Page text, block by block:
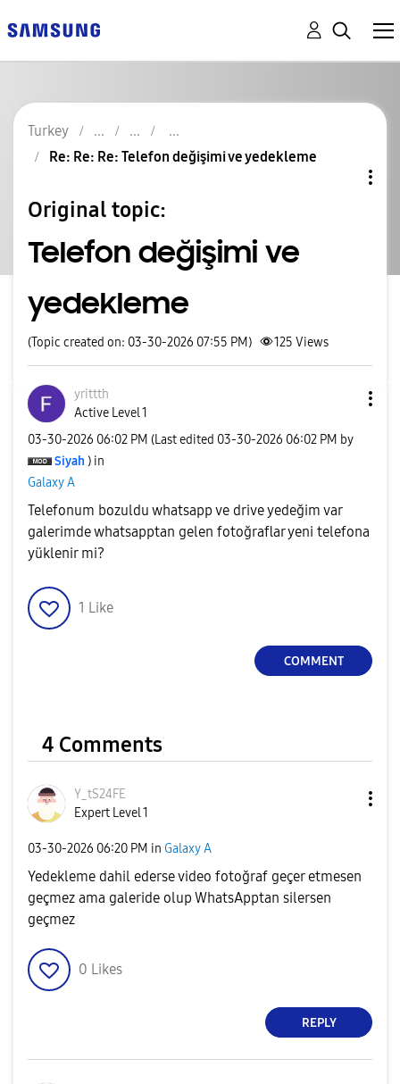
Turkey
Re: Re: Re: Telefon değişimi ve yedekleme
Original topic:
Telefon değişimi ve
yedekleme
(Topic created on: 03-30-2026 07:55 PM) 125 Views
yrittth
Active Level 1
‎03-30-2026 06:02 PM (Last edited ‎03-30-2026 06:02 PM by
Siyah ) in
Galaxy A
Telefonum bozuldu whatsapp ve drive yedeğim var
galerimde whatsapptan gelen fotoğraflar yeni telefona
yüklenir mi?
1 Like
COMMENT
4 Comments
Y_tS24FE
Expert Level 1
‎03-30-2026 06:20 PM in Galaxy A
Yedekleme dahil ederse video fotoğraf geçer etmesen
geçmez ama galeride olup WhatsApptan silersen
geçmez
0 Likes
REPLY